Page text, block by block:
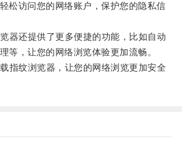
松访问您的网络账户，保护您的隐私信
还提供了更多便捷的功能，比如自动
等，让您的网络浏览体验更加流畅。
纹浏览器，让您的网络浏览更加安全